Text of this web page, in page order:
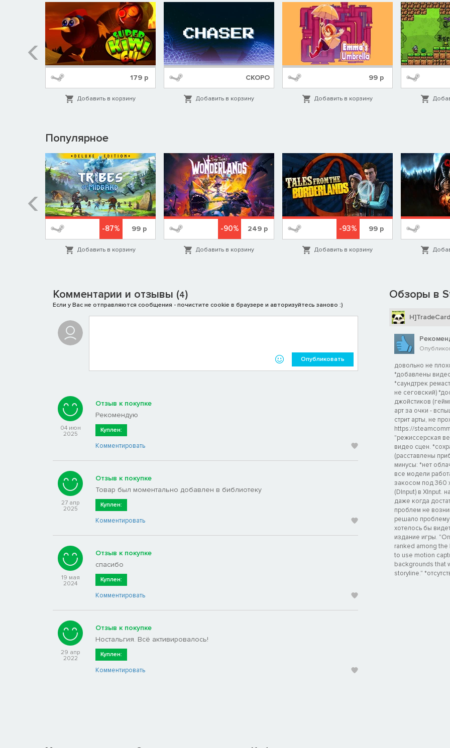
179р
Добавить в корзину
СКОРО
Добавить в корзину
99р
Добавить в корзину
Популярное
-87% 99р
Добавить в корзину
-90% 249р
Добавить в корзину
-93% 99р
Добавить в корзину
Комментарии и отзывы (4)
Если у Вас не отправляются сообщения - почистите cookie в браузере и авторизуйтесь заново :)
Опубликовать
04 июн
2025
Отзыв к покупке
Рекомендую
Куплен:
Комментировать
27 апр
2025
Отзыв к покупке
Товар был моментально добавлен в библиотеку
Куплен:
Комментировать
19 мая
2024
Отзыв к покупке
спасибо
Куплен:
Комментировать
29 апр
2022
Отзыв к покупке
Ностальгия. Всё активировалось!
Куплен:
Комментировать
Обзоры в
довольно не
*добавлены
*саундтрек
не сеговский)
джойстиков
арт за очки -
стрит арты, не
https://
"режиссерская
видео сцен.
(расставлены
минусы: *нет
все модели
закосом под 360
(DInput) в XInput.
даже когда
проблем не
решало проблему
хотелось бы
издание игры.
ranked among
to use motion
backgrounds that
storyline."